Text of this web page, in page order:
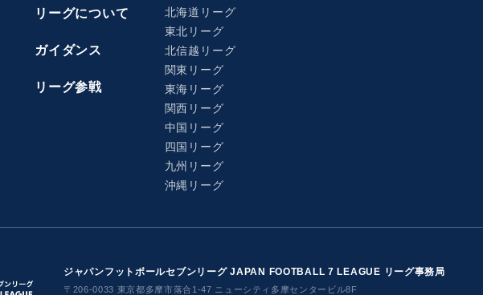
リーグについて
ガイダンス
リーグ参戦
北海道リーグ
東北リーグ
北信越リーグ
関東リーグ
東海リーグ
関西リーグ
中国リーグ
四国リーグ
九州リーグ
沖縄リーグ
ジャパンフットボールセブンリーグ JAPAN FOOTBALL 7 LEAGUE リーグ事務局
〒206-0033 東京都多摩市落合1-47 ニューシティ多摩センタービル8F